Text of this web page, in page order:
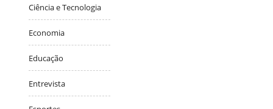
Ciência e Tecnologia
Economia
Educação
Entrevista